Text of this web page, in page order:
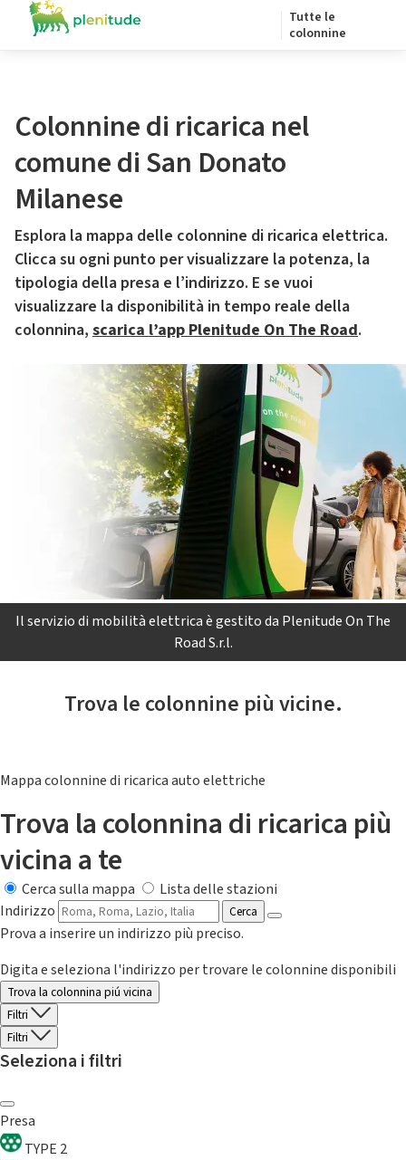
Tutte le
colonnine
Colonnine di ricarica nel
comune di San Donato
Milanese
Esplora la mappa delle colonnine di ricarica elettrica.
Clicca su ogni punto per visualizzare la potenza, la
tipologia della presa e l’indirizzo. E se vuoi
visualizzare la disponibilità in tempo reale della
colonnina, scarica l’app Plenitude On The Road.
Il servizio di mobilità elettrica è gestito da Plenitude On The
Road S.r.l.
Trova le colonnine più vicine.
Mappa colonnine di ricarica auto elettriche
Trova la colonnina di ricarica più
vicina a te
Cerca sulla mappa
Lista delle stazioni
Indirizzo
Cerca
Prova a inserire un indirizzo più preciso.
Digita e seleziona l'indirizzo per trovare le colonnine disponibili
Trova la colonnina piú vicina
Filtri
Filtri
Seleziona i filtri
Presa
TYPE 2